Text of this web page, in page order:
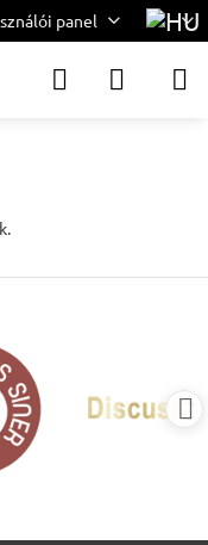
panel